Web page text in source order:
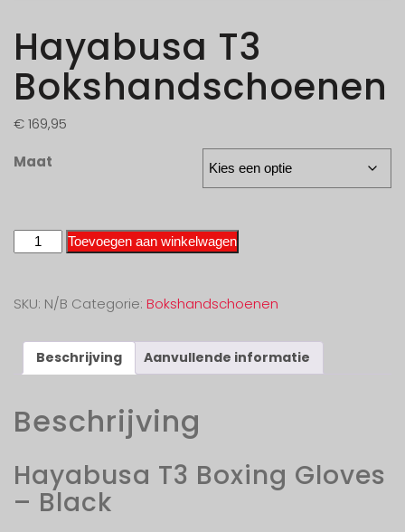
Hayabusa T3
Bokshandschoenen
€169,95
Maat
Toevoegen aan winkelwagen
SKU: N/B Categorie: Bokshandschoenen
Beschrijving Aanvullende informatie
Beschrijving
Hayabusa T3 Boxing Gloves
– Black